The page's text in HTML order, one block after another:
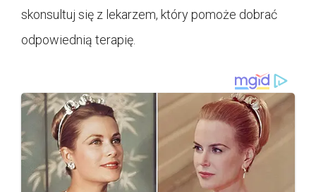
skonsultuj się z lekarzem, który pomoże dobrać
odpowiednią terapię.